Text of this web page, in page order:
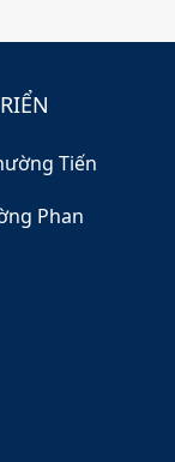
Tiến
Phan